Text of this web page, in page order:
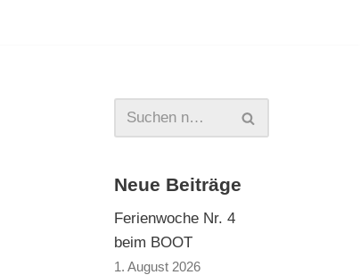
Neue Beiträge
Ferienwoche Nr. 4
beim BOOT
1. August 2026